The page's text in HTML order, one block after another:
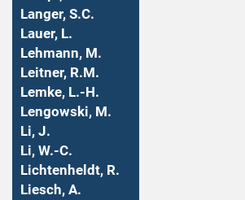
Langer, S.C.
Lauer, L.
Lehmann, M.
Leitner, R.M.
Lemke, L.-H.
Lengowski, M.
Li, J.
Li, W.-C.
Lichtenheldt, R.
Liesch, A.